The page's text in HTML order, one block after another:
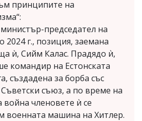
принципите на
председател на
2024 г., позиция, заемана
ѝ, Сийм Калас. Прадядо ѝ,
командир на Естонската
създадена за борба със
съюз, а по време на
война членовете ѝ се
военната машина на Хитлер.